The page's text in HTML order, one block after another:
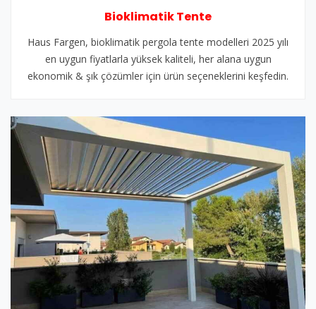
Bioklimatik Tente
Haus Fargen, bioklimatik pergola tente modelleri 2025 yılı
en uygun fiyatlarla yüksek kaliteli, her alana uygun
ekonomik & şık çözümler için ürün seçeneklerini keşfedin.